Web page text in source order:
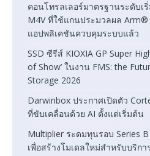
คอนโทรลเลอร์มาตรฐานระดับเ
M4V ที่ใช้แกนประมวลผล
แอปพลิเคชันควบคุมระบบแล้ว
SSD ซีรีส์ KIOXIA GP Super
of Show’ ในงาน FMS: the
Storage 2026
Darwinbox ประกาศเปิดตัว
ที่ขับเคลื่อนด้วย AI ตั้งแต่เริ่มต้น
Multiplier ระดมทุนรอบ Series
เพื่อสร้างโมเดลใหม่สำหรับบริก